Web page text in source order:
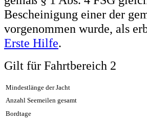
Bescheinigung einer der
vorgenommen wurde, als
Erste Hilfe.
Gilt für Fahrtbereich 2
Mindestlänge der Jacht
Anzahl Seemeilen gesamt
Bordtage